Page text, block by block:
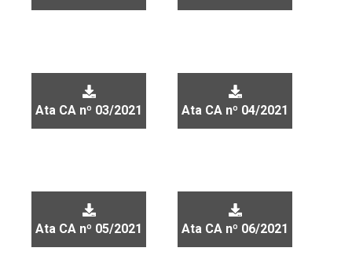
Ata CA nº 03/2021 Ata CA nº 04/2021
Ata CA nº 05/2021 Ata CA nº 06/2021